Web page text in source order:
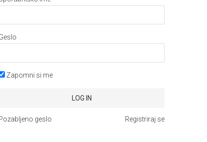
Zapomni si me
Registriraj se
geslo